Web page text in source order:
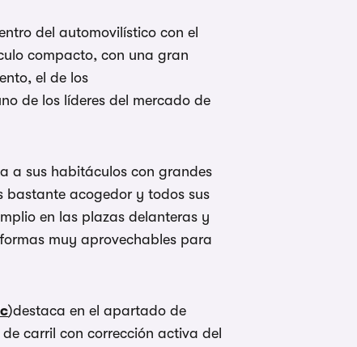
del automovilístico con el
compacto, con una gran
el de los
de los líderes del mercado de
a sus habitáculos con grandes
bastante acogedor y todos sus
en las plazas delanteras y
muy aprovechables para
)destaca en el apartado de
carril con corrección activa del